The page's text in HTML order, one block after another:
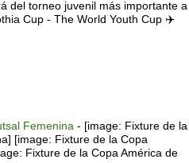
del torneo juvenil más importante a
Cup - The World Youth Cup ✈️
Femenina - [image: Fixture de la
[image: Fixture de la Copa
Fixture de la Copa América de